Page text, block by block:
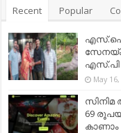
Recent Popular
May
സിനിമ
69
കാണാം